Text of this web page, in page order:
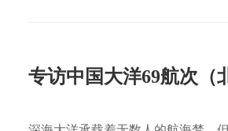
专访中国大洋69航次（